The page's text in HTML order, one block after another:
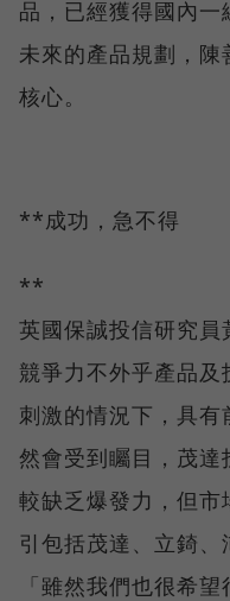
品，已經獲得國內
未來的產品規劃，
核心。
**成功，急不得
**
英國保誠投信研究
競爭力不外乎產品
刺激的情況下，具有
然會受到矚目，茂
較缺乏爆發力，但市
引包括茂達、立錡、
「雖然我們也很希